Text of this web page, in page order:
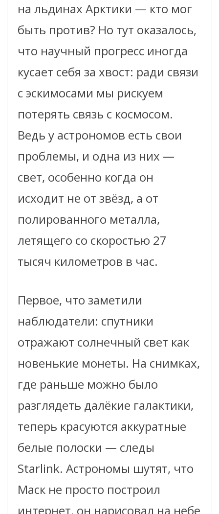
на льдинах Арктики — кто мог
быть против? Но тут оказалось,
что научный прогресс иногда
кусает себя за хвост: ради связи
с эскимосами мы рискуем
потерять связь с космосом.
Ведь у астрономов есть свои
проблемы, и одна из них —
свет, особенно когда он
исходит не от звёзд, а от
полированного металла,
летящего со скоростью 27
тысяч километров в час.
Первое, что заметили
наблюдатели: спутники
отражают солнечный свет как
новенькие монеты. На снимках,
где раньше можно было
разглядеть далёкие галактики,
теперь красуются аккуратные
белые полоски — следы
Starlink. Астрономы шутят, что
Маск не просто построил
интернет, он нарисовал на небе